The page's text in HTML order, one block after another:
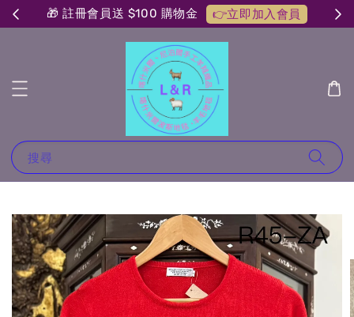
🎁 註冊會員送 $100 購物金 👉立即加入會員
搜尋